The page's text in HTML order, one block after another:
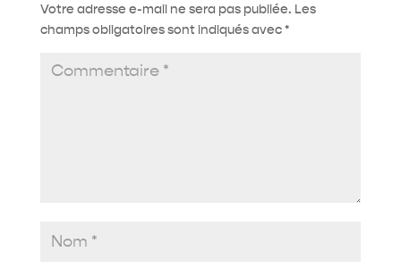
Votre adresse e-mail ne sera pas publiée. Les
champs obligatoires sont indiqués avec*